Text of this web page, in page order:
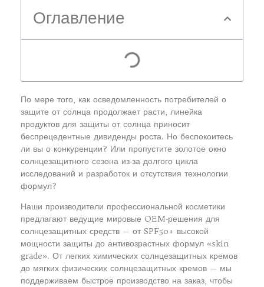
Оглавление
По мере того, как осведомленность потребителей о
защите от солнца продолжает расти, линейка
продуктов для защиты от солнца приносит
беспрецедентные дивиденды роста. Но беспокоитесь
ли вы о конкуренции? Или пропустите золотое окно
солнцезащитного сезона из-за долгого цикла
исследований и разработок и отсутствия технологии
формул?
Наши производители профессиональной косметики
предлагают ведущие мировые OEM-решения для
солнцезащитных средств — от SPF50+ высокой
мощности защиты до антивозрастных формул «skin
grade». От легких химических солнцезащитных кремов
до мягких физических солнцезащитных кремов — мы
поддерживаем быстрое производство на заказ, чтобы